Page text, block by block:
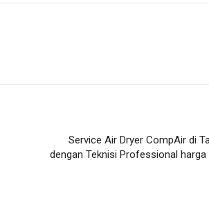
Service Air Dryer CompAir di
dengan Teknisi Professional harga